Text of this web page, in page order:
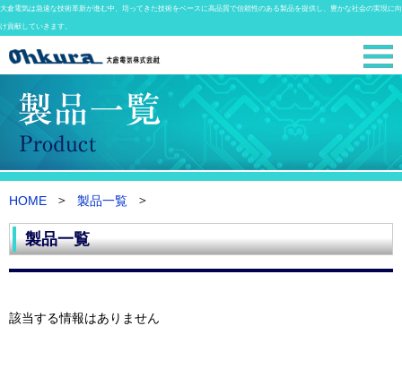
大倉電気は急速な技術革新が進む中、培ってきた技術をベースに高品質で信頼性のある製品を提供し、豊かな社会の実現に向
け貢献していきます。
HOME 製品一覧
製品一覧
該当する情報はありません